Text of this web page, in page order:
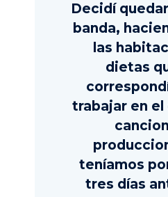
Decidí
banda,
las
dietas
trabajar en
teníamos
tres días